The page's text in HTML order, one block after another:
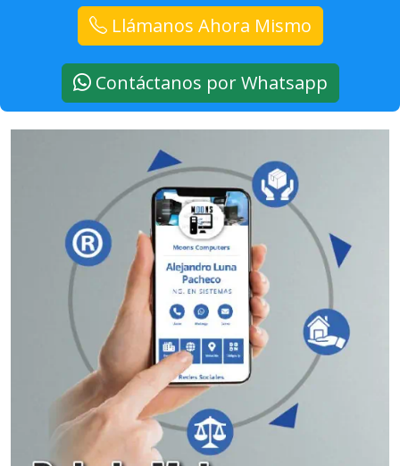
Llámanos Ahora Mismo
Contáctanos por Whatsapp